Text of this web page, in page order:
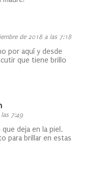
de 2018 a las 7:18
por aquí y desde
que tiene brillo
7:49
deja en la piel,
para brillar en estas